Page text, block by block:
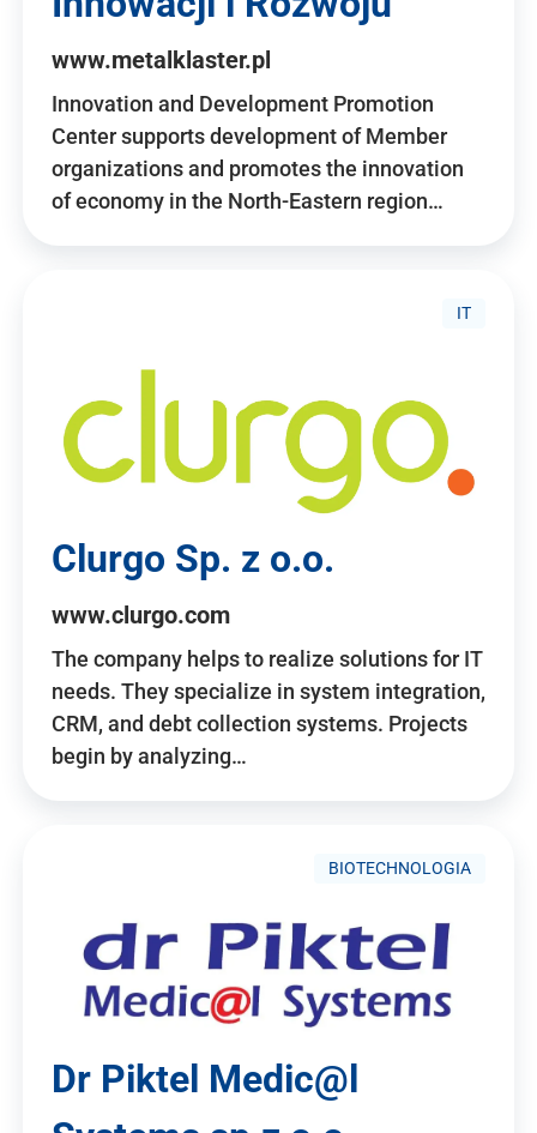
www.metalklaster.pl
Innovation and Development Promotion
Center supports development of Member
organizations and promotes the innovation
of economy in the North-Eastern region…
IT
Clurgo Sp. z o.o.
www.clurgo.com
The company helps to realize solutions for IT
needs. They specialize in system integration,
CRM, and debt collection systems. Projects
begin by analyzing…
BIOTECHNOLOGIA
Dr Piktel Medic@l